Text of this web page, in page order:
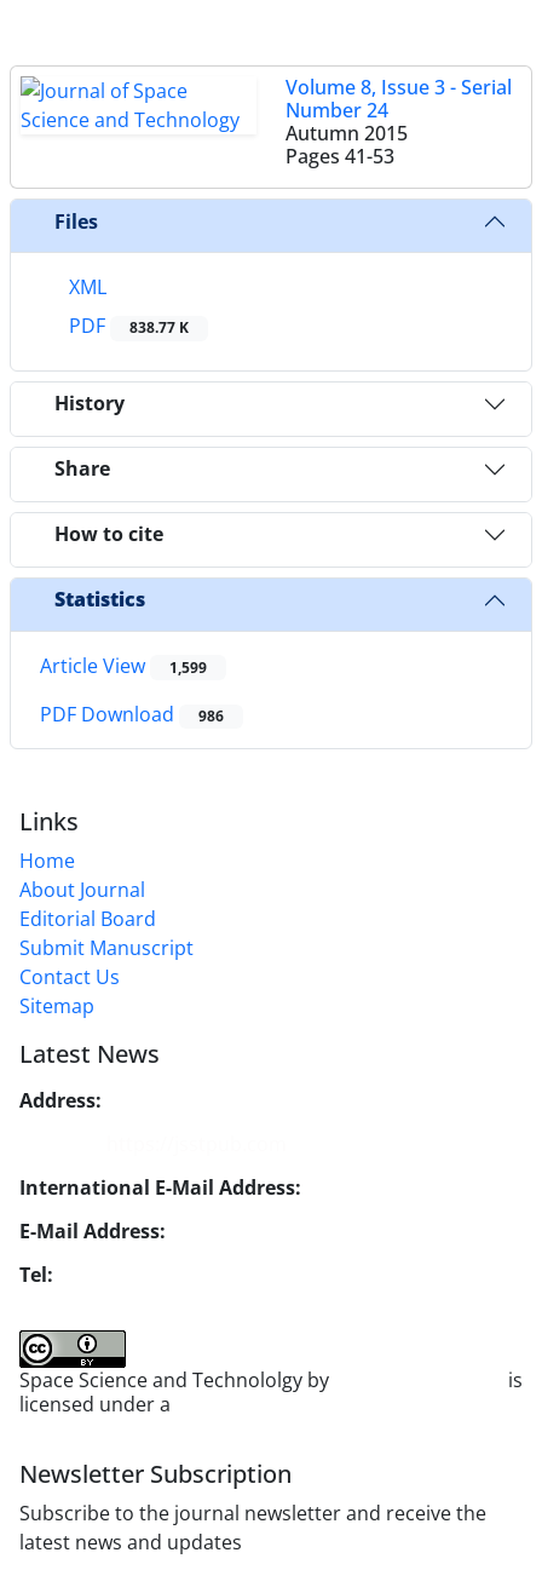
Volume 8, Issue 3 - Serial
Number 24
Autumn 2015
Pages 41-53
Files
XML
PDF
838.77 K
History
Share
How to cite
Statistics
Article View 1,599
PDF Download 986
Links
Home
About Journal
Editorial Board
Submit Manuscript
Contact Us
Sitemap
Latest News
Address:
International E-Mail Address:
E-Mail Address:
Tel:
Space Science and Technololgy by
is
licensed under a
Newsletter Subscription
Subscribe to the journal newsletter and receive the
latest news and updates